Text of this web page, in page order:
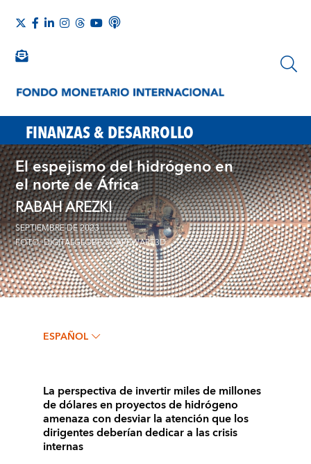
FINANZAS & DESARROLLO
El espejismo del hidrógeno en
el norte de África
RABAH AREZKI
SEPTIEMBRE DE 2023
FOTO: DIGITALGLOBE/SCAPEWARE3D
ESPAÑOL
La perspectiva de invertir miles de millones
de dólares en proyectos de hidrógeno
amenaza con desviar la atención que los
dirigentes deberían dedicar a las crisis
internas